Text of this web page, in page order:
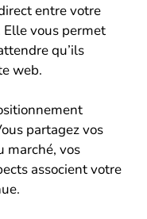
entre votre
vous permet
qu’ils
web.
partagez vos
marché, vos
associent votre